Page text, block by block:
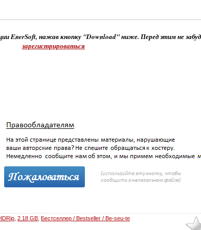
EnerSoft, нажав кнопку "Download" ниже. Перед этим не
зарегистрироваться
2.18 GB Бестселлер / Bestseller / Be-seu-te